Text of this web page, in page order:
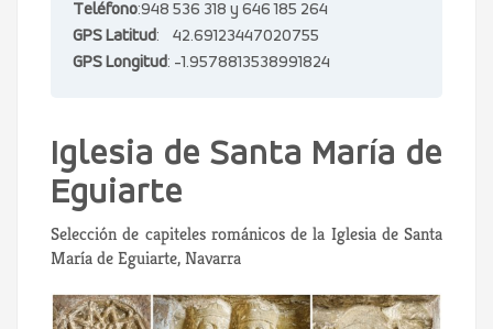
Teléfono:948 536 318 y 646 185 264
GPS Latitud: 42.69123447020755
GPS Longitud: -1.9578813538991824
Iglesia de Santa María de
Eguiarte
Selección de capiteles románicos de la Iglesia de Santa
María de Eguiarte, Navarra